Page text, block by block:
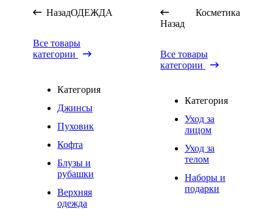
НазадОДЕЖДА
Все товары
категории
Категория
Джинсы
Пуховик
Кофта
Блузы и
рубашки
Верхняя
одежда
Назад
Косметика
Все товары
категории
Категория
Уход за
лицом
Уход за
телом
Наборы и
подарки